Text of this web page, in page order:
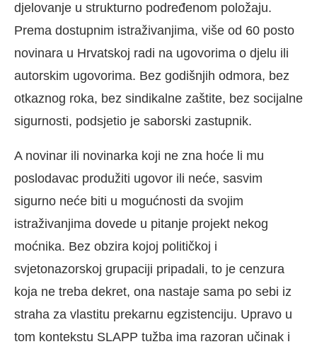
djelovanje u strukturno podređenom položaju.
Prema dostupnim istraživanjima, više od 60 posto
novinara u Hrvatskoj radi na ugovorima o djelu ili
autorskim ugovorima. Bez godišnjih odmora, bez
otkaznog roka, bez sindikalne zaštite, bez socijalne
sigurnosti, podsjetio je saborski zastupnik.
A novinar ili novinarka koji ne zna hoće li mu
poslodavac produžiti ugovor ili neće, sasvim
sigurno neće biti u mogućnosti da svojim
istraživanjima dovede u pitanje projekt nekog
moćnika. Bez obzira kojoj političkoj i
svjetonazorskoj grupaciji pripadali, to je cenzura
koja ne treba dekret, ona nastaje sama po sebi iz
straha za vlastitu prekarnu egzistenciju. Upravo u
tom kontekstu SLAPP tužba ima razoran učinak i